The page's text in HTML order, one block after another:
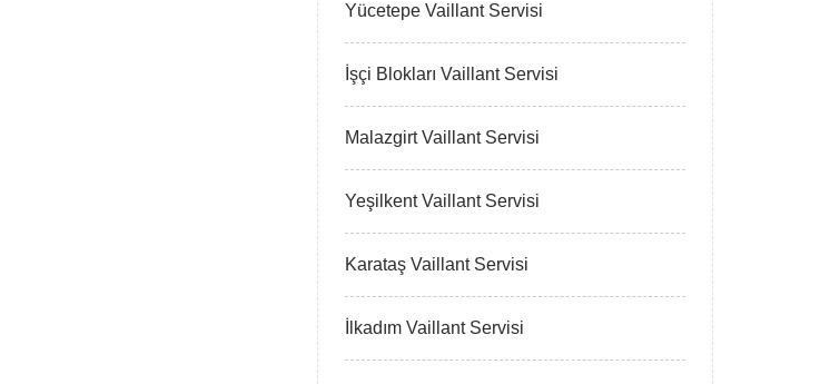
Yücetepe Vaillant Servisi
İşçi Blokları Vaillant Servisi
Malazgirt Vaillant Servisi
Yeşilkent Vaillant Servisi
Karataş Vaillant Servisi
İlkadım Vaillant Servisi